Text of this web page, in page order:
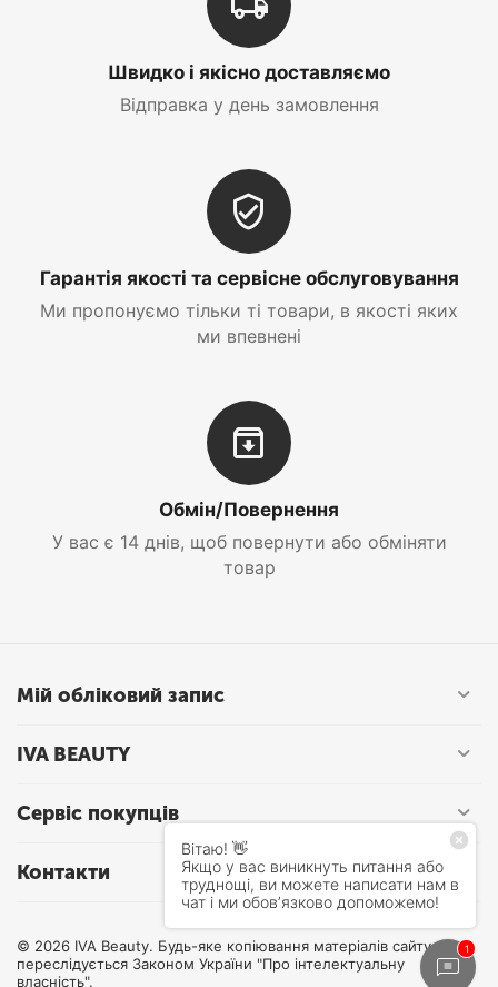
Швидко і якісно доставляємо
Відправка у день замовлення
Гарантія якості та сервісне обслуговування
Ми пропонуємо тільки ті товари, в якості яких
ми впевнені
Обмін/Повернення
У вас є 14 днів, щоб повернути або обміняти
товар
Мій обліковий запис
IVA BEAUTY
Сервіс покупців
Контакти
© 2026 IVA Beauty. Будь-яке копіювання матеріалів сайту
переслідується Законом України "Про інтелектуальну
власність".